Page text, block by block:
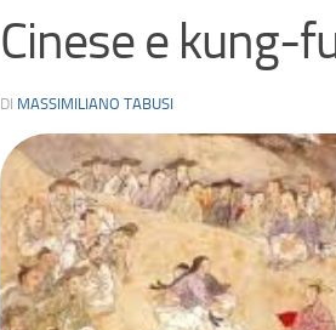
Cinese e kung-
DI MASSIMILIANO TABUSI